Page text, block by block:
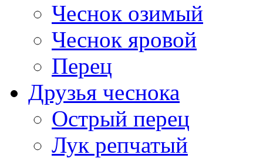
Чеснок озимый
Чеснок яровой
Перец
Друзья чеснока
Острый перец
Лук репчатый